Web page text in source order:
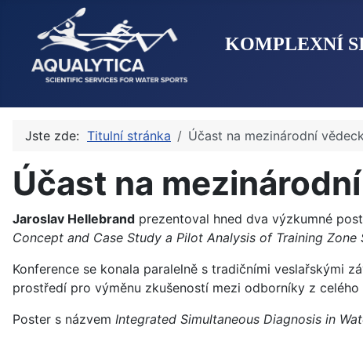
KOMPLEXNÍ
Jste zde: Titulní stránka Účast na mezinárodní
Účast na
Jaroslav Hellebrand prezentoval hned dva výzkumné
Concept and Case Study a Pilot Analysis of Training
Konference se konala paralelně s tradičními veslařskými
prostředí pro výměnu zkušeností mezi odborníky z celého
Poster s názvem Integrated Simultaneous Diagnosis in